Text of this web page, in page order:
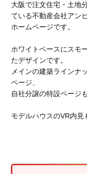
大阪で注文住宅・土地
ている不動産会社アン
ホームページです。
ホワイトベースにスモ
たデザインです。
メインの建築ラインナ
ページ、
自社分譲の特設ページ
モデルハウスのVR内見